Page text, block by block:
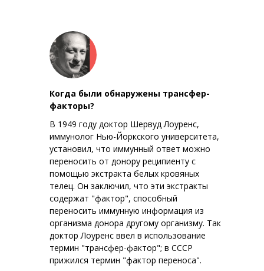
Когда были обнаружены трансфер-
факторы?
В 1949 году доктор Шервуд Лоуренс,
иммунолог Нью-Йоркского университета,
установил, что иммунный ответ можно
переносить от донору реципиенту с
помощью экстракта белых кровяных
телец. Он заключил, что эти экстракты
содержат "фактор", способный
переносить иммунную информация из
организма донора другому организму. Так
доктор Лоуренс ввел в использование
термин "трансфер-фактор"; в СССР
прижился термин "фактор переноса".